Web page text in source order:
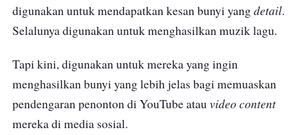
penggambaran di luar studio.
digunakan dengan pelbagai peranti seperti
smartphone, perakam audio, kamera DSLR
dan komputer.
digunakan untuk mendapatkan kesan bunyi yangdetail.
Selalunya digunakan untuk menghasilkan muzik lagu.
Tapi kini, digunakan untuk mereka yang ingin
menghasilkan bunyi yang lebih jelas bagi memuaskan
pendengaran penonton di YouTube atauvideo content
mereka di media sosial.